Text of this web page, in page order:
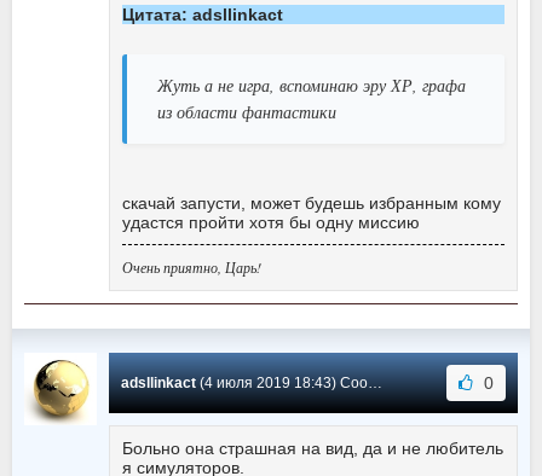
Цитата: adsllinkact
Жуть а не игра, вспоминаю эру ХР, графа
из области фантастики
скачай запусти, может будешь избранным кому
удастся пройти хотя бы одну миссию
Очень приятно, Царь!
adsllinkact(4 июля 2019 18:43) Сообщение #1 0
Больно она страшная на вид, да и не любитель
я симуляторов.